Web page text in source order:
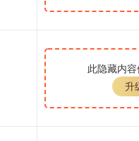
此隐藏内
升